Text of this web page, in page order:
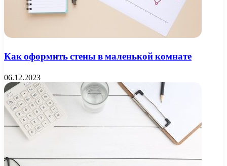
Как оформить стены в маленькой комнате
06.12.2023